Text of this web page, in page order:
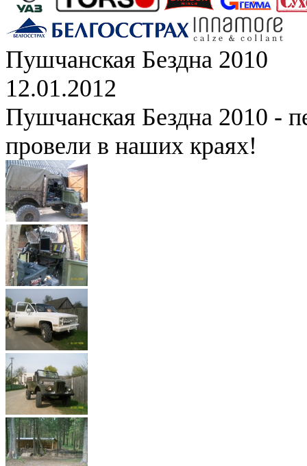
Пушчанская Бездна 2010
12.01.2012
Пушчанская Бездна 2010 -
провели в наших краях!